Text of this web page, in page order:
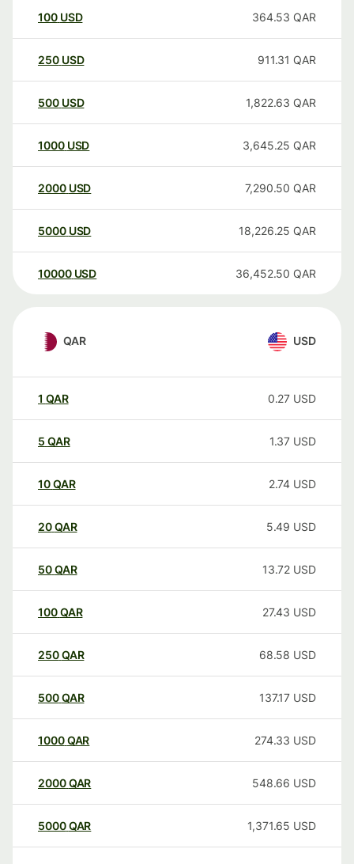
100 USD 364.53 QAR
250 USD 911.31 QAR
500 USD 1,822.63 QAR
1000 USD 3,645.25 QAR
2000 USD 7,290.50 QAR
5000 USD 18,226.25 QAR
10000 USD 36,452.50 QAR
QAR USD
1 QAR 0.27 USD
5 QAR 1.37 USD
10QAR 2.74 USD
20QAR 5.49 USD
50QAR 13.72 USD
100QAR 27.43 USD
250QAR 68.58 USD
500QAR 137.17 USD
1000QAR 274.33 USD
2000QAR 548.66 USD
5000QAR 1,371.65 USD